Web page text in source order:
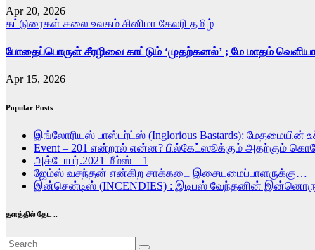
Apr 20, 2026
கட்டுரைகள் கலை உலகம் சினிமா கேலரி தமிழ்
போதைப்பொருள் சீரழிவை காட்டும் ‘முதற்கனல்’ ; மே மாதம்
Apr 15, 2026
Popular Posts
இங்லோரியஸ் பாஸ்டர்ட்ஸ் (Inglorious Bastards): மேதமையின்
Event – 201 என்றால் என்ன? பில்கேட்ஸூக்கும் அதற்கும்
அக்டோபர்.2021 மீம்ஸ் – 1
ஜேம்ஸ் வசந்தன் என்கிற சாக்கடை இசையமைப்பாளருக்கு…
இன்சென்டிஸ் (INCENDIES) : இடிபஸ் வேந்தனின்
தளத்தில் தேட ..